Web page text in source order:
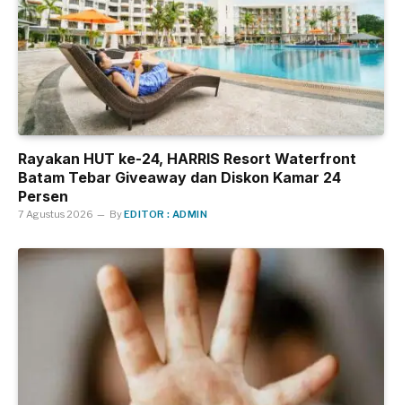
Rayakan HUT ke-24, HARRIS Resort Waterfront
Batam Tebar Giveaway dan Diskon Kamar 24
Persen
7 Agustus 2026 ByEDITOR : ADMIN